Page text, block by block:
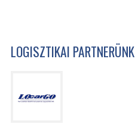
LOGISZTIKAI PARTNERÜNK